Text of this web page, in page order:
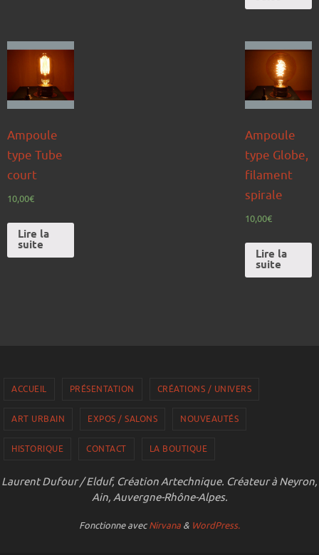
Ampoule
type Tube
court
10,00€
Lire la
suite
Ampoule
type Globe,
filament
spirale
10,00€
Lire la
suite
ACCUEIL PRÉSENTATION CRÉATIONS / UNIVERS
ART URBAIN EXPOS / SALONS NOUVEAUTÉS
HISTORIQUE CONTACT LA BOUTIQUE
Laurent Dufour / Elduf, Création Artechnique. Créateur à Neyron,
Ain, Auvergne-Rhône-Alpes.
Fonctionne avecNirvana & WordPress.